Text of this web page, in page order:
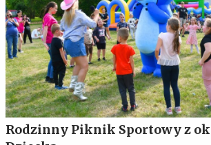
Rodzinny Piknik Sportowy z